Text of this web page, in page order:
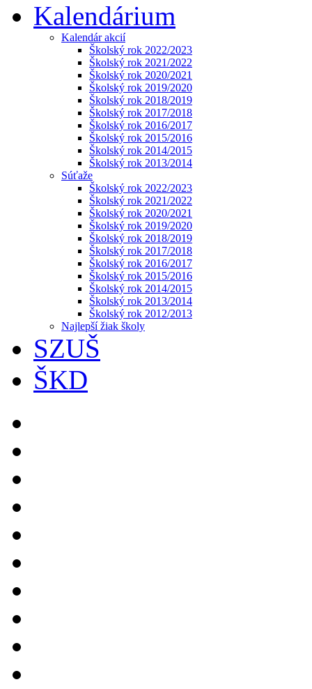
Kalendárium
Kalendár akcií
Školský rok 2022/2023
Školský rok 2021/2022
Školský rok 2020/2021
Školský rok 2019/2020
Školský rok 2018/2019
Školský rok 2017/2018
Školský rok 2016/2017
Školský rok 2015/2016
Školský rok 2014/2015
Školský rok 2013/2014
Súťaže
Školský rok 2022/2023
Školský rok 2021/2022
Školský rok 2020/2021
Školský rok 2019/2020
Školský rok 2018/2019
Školský rok 2017/2018
Školský rok 2016/2017
Školský rok 2015/2016
Školský rok 2014/2015
Školský rok 2013/2014
Školský rok 2012/2013
Najlepší žiak školy
SZUŠ
ŠKD